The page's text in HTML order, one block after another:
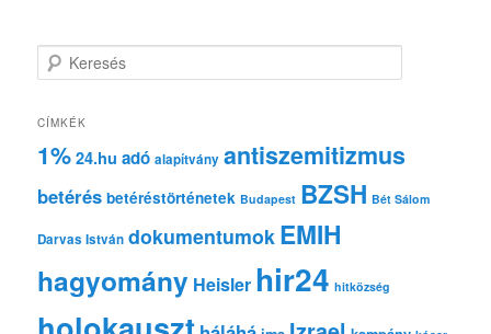
e
e
é
CÍMKÉK
1% 24.hu adó alapítvány antiszemitizmus
betérés betéréstörténetek Budapest BZSH Bét Sálom
Darvas István dokumentumok EMIH
hagyomány Heisler hir24 hitközség